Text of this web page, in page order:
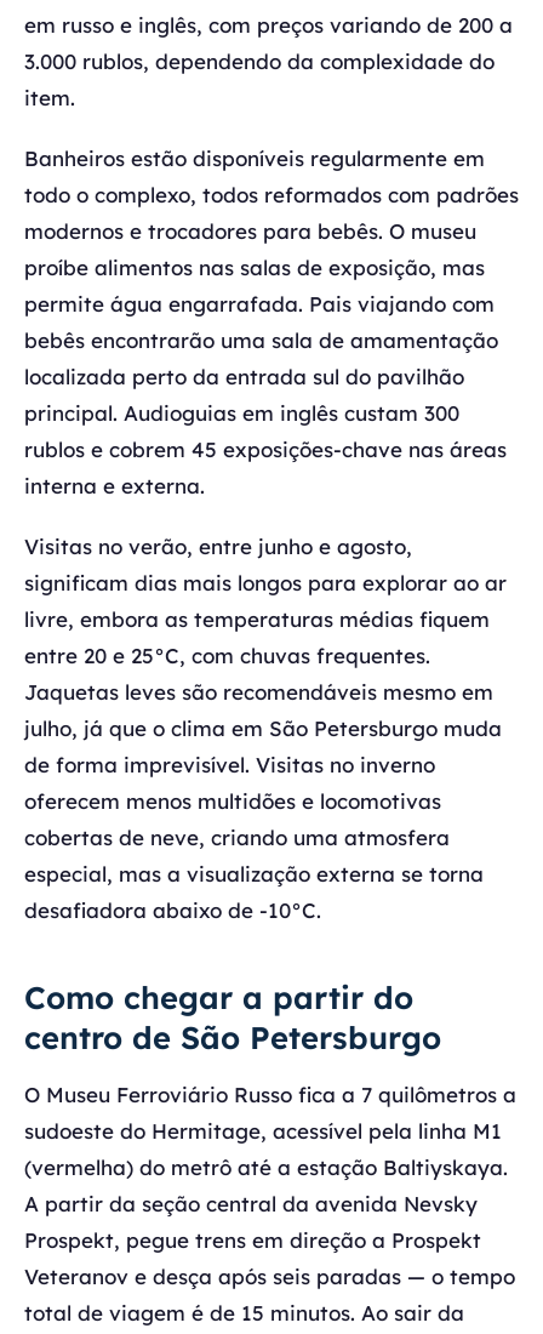
em russo e inglês, com preços variando de 200 a
3.000 rublos, dependendo da complexidade do
item.
Banheiros estão disponíveis regularmente em
todo o complexo, todos reformados com padrões
modernos e trocadores para bebês. O museu
proíbe alimentos nas salas de exposição, mas
permite água engarrafada. Pais viajando com
bebês encontrarão uma sala de amamentação
localizada perto da entrada sul do pavilhão
principal. Audioguias em inglês custam 300
rublos e cobrem 45 exposições-chave nas áreas
interna e externa.
Visitas no verão, entre junho e agosto,
significam dias mais longos para explorar ao ar
livre, embora as temperaturas médias fiquem
entre 20 e 25°C, com chuvas frequentes.
Jaquetas leves são recomendáveis mesmo em
julho, já que o clima em São Petersburgo muda
de forma imprevisível. Visitas no inverno
oferecem menos multidões e locomotivas
cobertas de neve, criando uma atmosfera
especial, mas a visualização externa se torna
desafiadora abaixo de -10°C.
Como chegar a partir do
centro de São Petersburgo
O Museu Ferroviário Russo fica a 7 quilômetros a
sudoeste do Hermitage, acessível pela linha M1
(vermelha) do metrô até a estação Baltiyskaya.
A partir da seção central da avenida Nevsky
Prospekt, pegue trens em direção a Prospekt
Veteranov e desça após seis paradas — o tempo
total de viagem é de 15 minutos. Ao sair da